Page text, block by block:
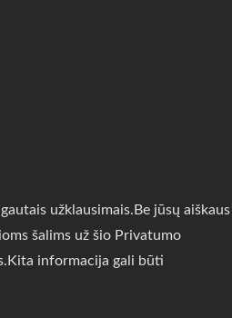
užklausimais.Be jūsų aiškaus
šalims už šio Privatumo
informacija gali būti